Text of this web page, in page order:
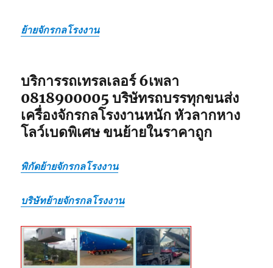
ย้ายจักรกลโรงงาน
บริการรถเทรลเลอร์ 6เพลา
0818900005 บริษัทรถบรรทุกขนส่ง
เครื่องจักรกลโรงงานหนัก หัวลากหาง
โลว์เบดพิเศษ ขนย้ายในราคาถูก
พิกัดย้ายจักรกลโรงงาน
บริษัทย้ายจักรกลโรงงาน